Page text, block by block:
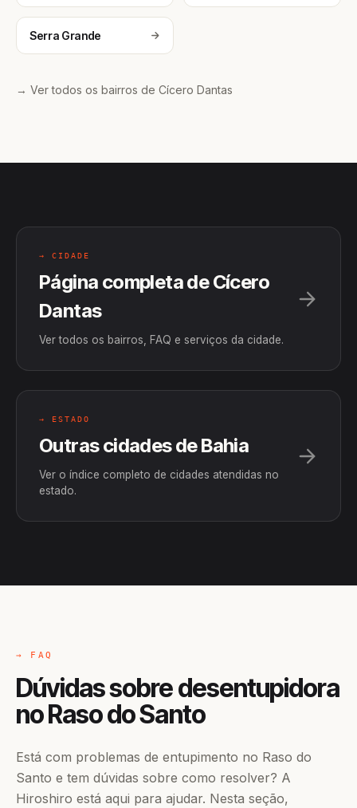
Serra Grande
→ Ver todos os bairros de Cícero Dantas
→ CIDADE
Página completa de Cícero
Dantas
Ver todos os bairros, FAQ e serviços da cidade.
→ ESTADO
Outras cidades de Bahia
Ver o índice completo de cidades atendidas no
estado.
→ FAQ
Dúvidas sobre desentupidora
no Raso do Santo
Está com problemas de entupimento no Raso do
Santo e tem dúvidas sobre como resolver? A
Hiroshiro está aqui para ajudar. Nesta seção,